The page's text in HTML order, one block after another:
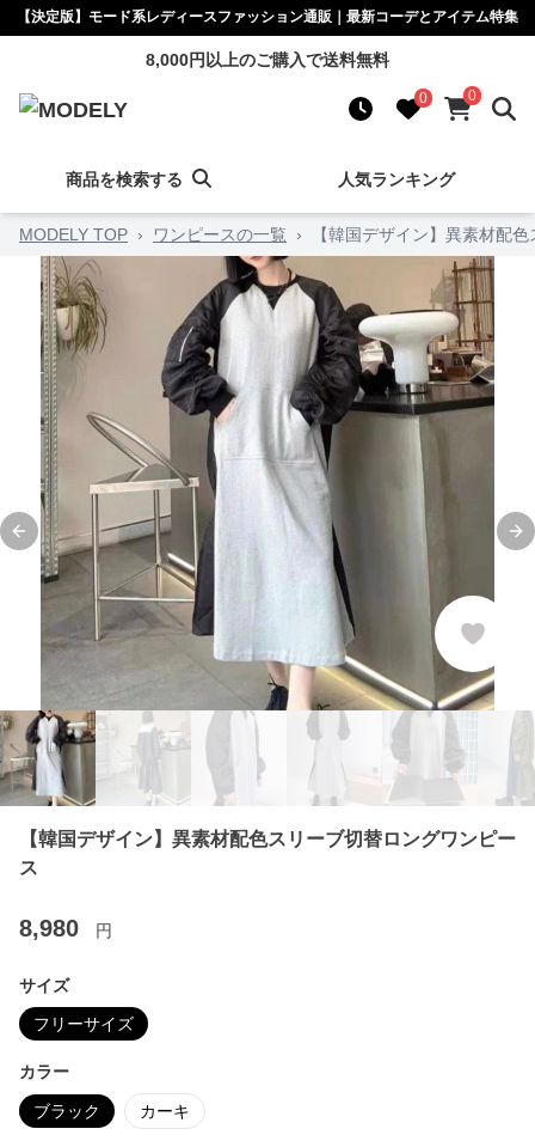
【決定版】モード系レディースファッション通販｜最新コーデとアイテム特集
8,000円以上のご購入で送料無料
0 0
商品を検索する 人気ランキング
MODELY TOP › ワンピースの一覧 › 【韓国デザイン】異素材配
Previous slide
【韓国デザイン】異素材配色スリーブ切替ロングワンピー
ス
8,980 円
サイズ
フリーサイズ
カラー
ブラック カーキ